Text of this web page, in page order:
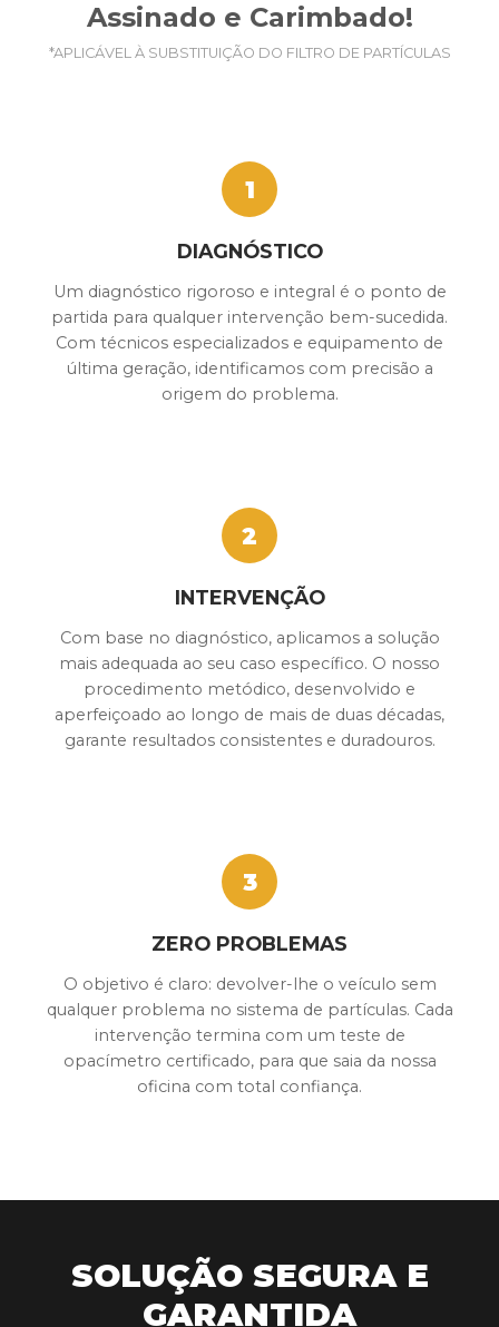
Assinado e Carimbado!
*APLICÁVEL À SUBSTITUIÇÃO DO FILTRO DE PARTÍCULAS
1
DIAGNÓSTICO
Um diagnóstico rigoroso e integral é o ponto de
partida para qualquer intervenção bem-sucedida.
Com técnicos especializados e equipamento de
última geração, identificamos com precisão a
origem do problema.
2
INTERVENÇÃO
Com base no diagnóstico, aplicamos a solução
mais adequada ao seu caso específico. O nosso
procedimento metódico, desenvolvido e
aperfeiçoado ao longo de mais de duas décadas,
garante resultados consistentes e duradouros.
3
ZERO PROBLEMAS
O objetivo é claro: devolver-lhe o veículo sem
qualquer problema no sistema de partículas. Cada
intervenção termina com um teste de
opacímetro certificado, para que saia da nossa
oficina com total confiança.
SOLUÇÃO SEGURA E
GARANTIDA